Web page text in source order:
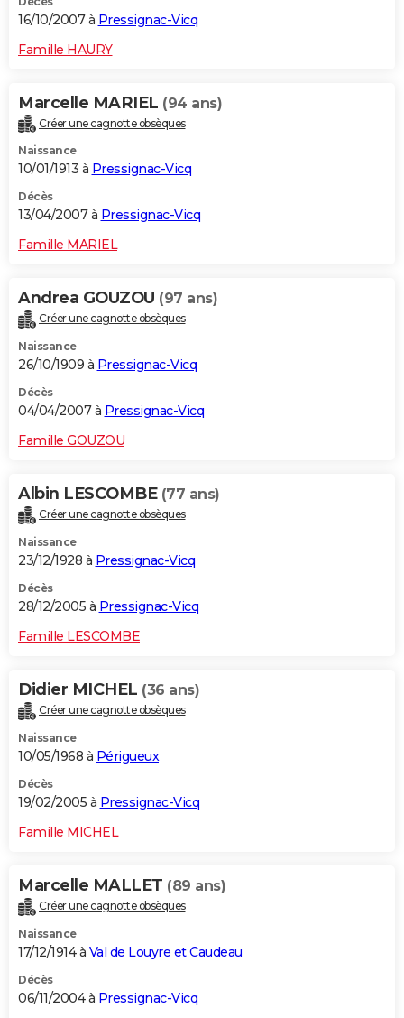
16/10/2007 à Pressignac-Vicq
Famille HAURY
Marcelle MARIEL (94 ans)
Créer une cagnotte obsèques
Naissance
10/01/1913 à Pressignac-Vicq
Décès
13/04/2007 à Pressignac-Vicq
Famille MARIEL
Andrea GOUZOU (97 ans)
Créer une cagnotte obsèques
Naissance
26/10/1909 à Pressignac-Vicq
Décès
04/04/2007 à Pressignac-Vicq
Famille GOUZOU
Albin LESCOMBE (77 ans)
Créer une cagnotte obsèques
Naissance
23/12/1928 à Pressignac-Vicq
Décès
28/12/2005 à Pressignac-Vicq
Famille LESCOMBE
Didier MICHEL (36 ans)
Créer une cagnotte obsèques
Naissance
10/05/1968 à Périgueux
Décès
19/02/2005 à Pressignac-Vicq
Famille MICHEL
Marcelle MALLET (89 ans)
Créer une cagnotte obsèques
Naissance
17/12/1914 à Val de Louyre et Caudeau
Décès
06/11/2004 à Pressignac-Vicq